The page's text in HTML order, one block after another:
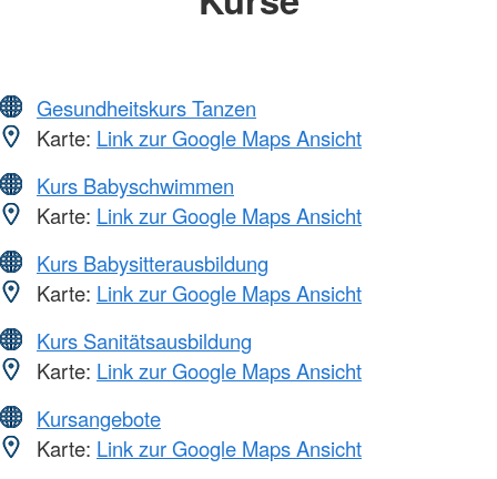
Gesundheitskurs Tanzen
Karte: Link zur Google Maps Ansicht
Kurs Babyschwimmen
Karte: Link zur Google Maps Ansicht
Kurs Babysitterausbildung
Karte: Link zur Google Maps Ansicht
Kurs Sanitätsausbildung
Karte: Link zur Google Maps Ansicht
Kursangebote
Karte: Link zur Google Maps Ansicht